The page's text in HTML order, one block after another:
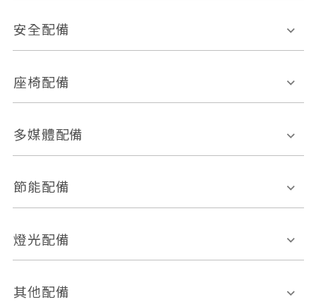
後視鏡方向指示燈
多功能方向盤
恆溫空調
安全配備
前座正面氣囊
ABS防鎖死
車道偏離警示
自動停車系統 盲點偵測系統
倒車雷達
座椅配備
皮椅
多媒體配備
外部音源接入
節能配備
引擎啟閉系統
燈光配備
感應頭燈
其他配備